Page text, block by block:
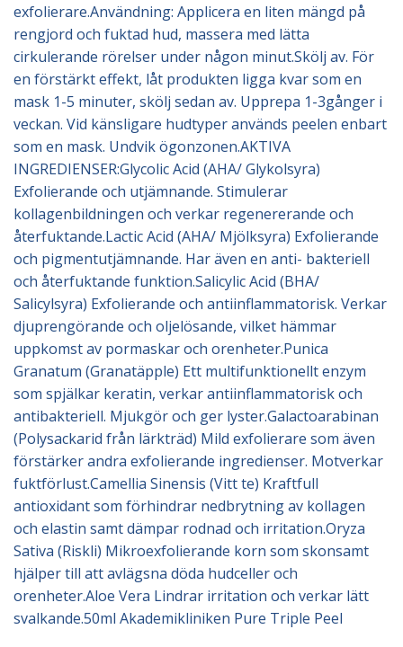
exfolierare.Användning: Applicera en liten mängd på
rengjord och fuktad hud, massera med lätta
cirkulerande rörelser under någon minut.Skölj av. För
en förstärkt effekt, låt produkten ligga kvar som en
mask 1-5 minuter, skölj sedan av. Upprepa 1-3gånger i
veckan. Vid känsligare hudtyper används peelen enbart
som en mask. Undvik ögonzonen.AKTIVA
INGREDIENSER:Glycolic Acid (AHA/ Glykolsyra)
Exfolierande och utjämnande. Stimulerar
kollagenbildningen och verkar regenererande och
återfuktande.Lactic Acid (AHA/ Mjölksyra) Exfolierande
och pigmentutjämnande. Har även en anti- bakteriell
och återfuktande funktion.Salicylic Acid (BHA/
Salicylsyra) Exfolierande och antiinflammatorisk. Verkar
djuprengörande och oljelösande, vilket hämmar
uppkomst av pormaskar och orenheter.Punica
Granatum (Granatäpple) Ett multifunktionellt enzym
som spjälkar keratin, verkar antiinflammatorisk och
antibakteriell. Mjukgör och ger lyster.Galactoarabinan
(Polysackarid från lärkträd) Mild exfolierare som även
förstärker andra exfolierande ingredienser. Motverkar
fuktförlust.Camellia Sinensis (Vitt te) Kraftfull
antioxidant som förhindrar nedbrytning av kollagen
och elastin samt dämpar rodnad och irritation.Oryza
Sativa (Riskli) Mikroexfolierande korn som skonsamt
hjälper till att avlägsna döda hudceller och
orenheter.Aloe Vera Lindrar irritation och verkar lätt
svalkande.50ml Akademikliniken Pure Triple Peel